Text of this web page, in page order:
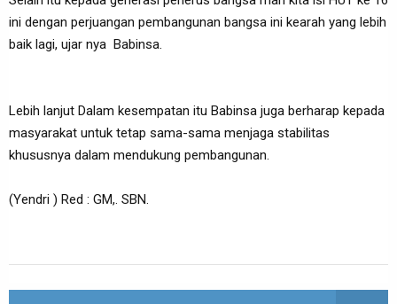
ini dengan perjuangan pembangunan bangsa ini kearah yang lebih
baik lagi, ujar nya Babinsa.
Lebih lanjut Dalam kesempatan itu Babinsa juga berharap kepada
masyarakat untuk tetap sama-sama menjaga stabilitas
khususnya dalam mendukung pembangunan.
(Yendri ) Red : GM,. SBN.